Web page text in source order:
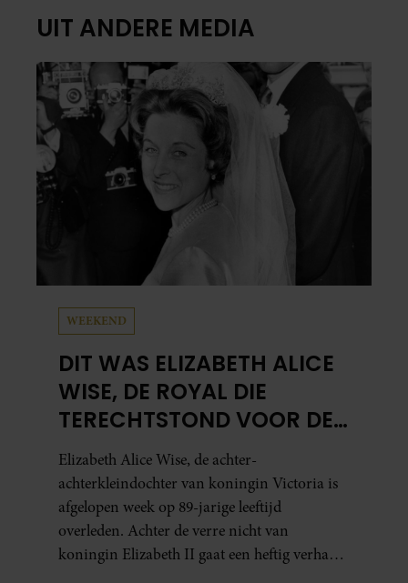
UIT ANDERE MEDIA
WEEKEND
DIT WAS ELIZABETH ALICE
WISE, DE ROYAL DIE
TERECHTSTOND VOOR DE
DOOD VAN HAAR BABY
Elizabeth Alice Wise, de achter-
achterkleindochter van koningin Victoria is
afgelopen week op 89-jarige leeftijd
overleden. Achter de verre nicht van
koningin Elizabeth II gaat een heftig verhaal